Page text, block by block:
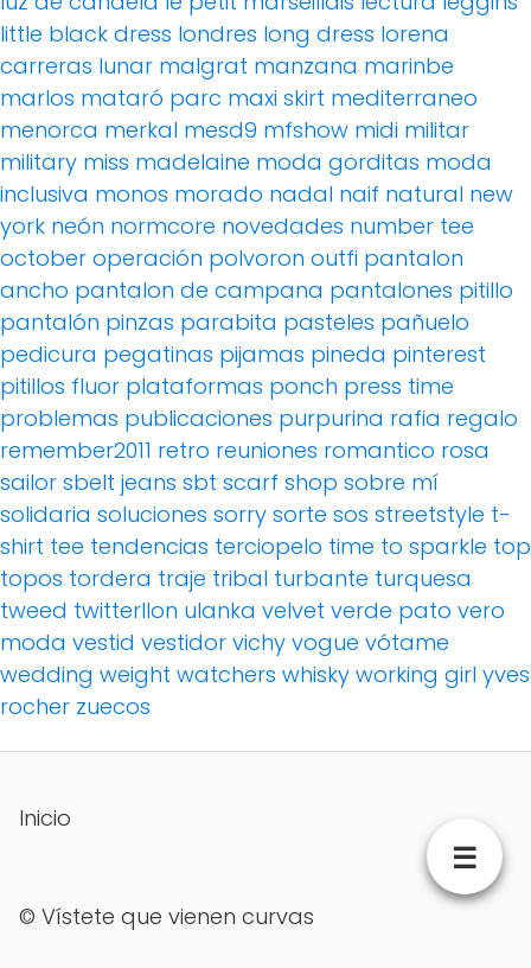
little black dress londres long dress lorena
carreras lunar malgrat manzana marinbe
marlos mataró parc maxi skirt mediterraneo
menorca merkal mesd9 mfshow midi militar
military miss madelaine moda gorditas moda
inclusiva monos morado nadal naif natural new
york neón normcore novedades number tee
october operación polvoron outfi pantalon
ancho pantalon de campana pantalones pitillo
pantalón pinzas parabita pasteles pañuelo
pedicura pegatinas pijamas pineda pinterest
pitillos fluor plataformas ponch press time
problemas publicaciones purpurina rafia regalo
remember2011 retro reuniones romantico rosa
sailor sbelt jeans sbt scarf shop sobre mí
solidaria soluciones sorry sorte sos streetstyle t-
shirt tee tendencias terciopelo time to sparkle top
topos tordera traje tribal turbante turquesa
tweed twitterllon ulanka velvet verde pato vero
moda vestid vestidor vichy vogue vótame
wedding weight watchers whisky working girl yves
rocher zuecos
Inicio
© Vístete que vienen curvas
☰